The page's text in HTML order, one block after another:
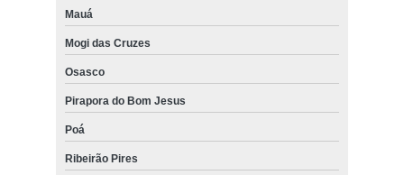
Mauá
Mogi das Cruzes
Osasco
Pirapora do Bom Jesus
Poá
Ribeirão Pires